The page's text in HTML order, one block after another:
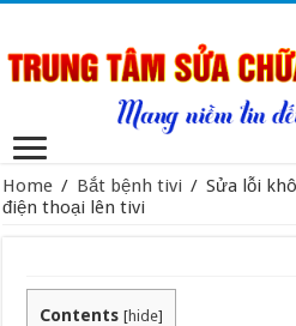
Home / Bắt bệnh tivi / Sửa lỗi
điện thoại lên tivi
Contents [hide]